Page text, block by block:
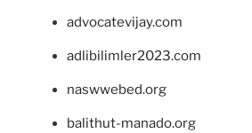
advocatevijay.com
adlibilimler2023.com
naswwebed.org
balithut-manado.org